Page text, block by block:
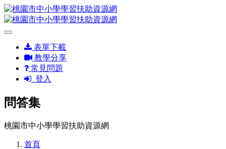
表單下載
教學分享
常見問題
登入
問答集
桃園市中小學學習扶助資源網
首頁